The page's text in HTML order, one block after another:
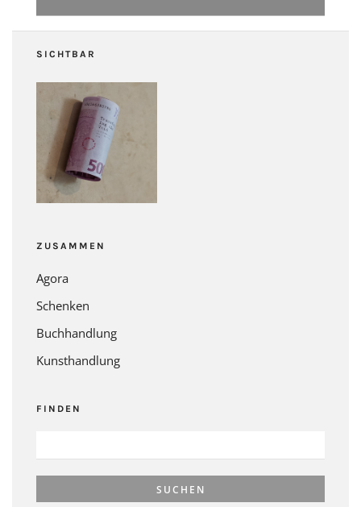
SICHTBAR
ZUSAMMEN
Agora
Schenken
Buchhandlung
Kunsthandlung
FINDEN
NACH: